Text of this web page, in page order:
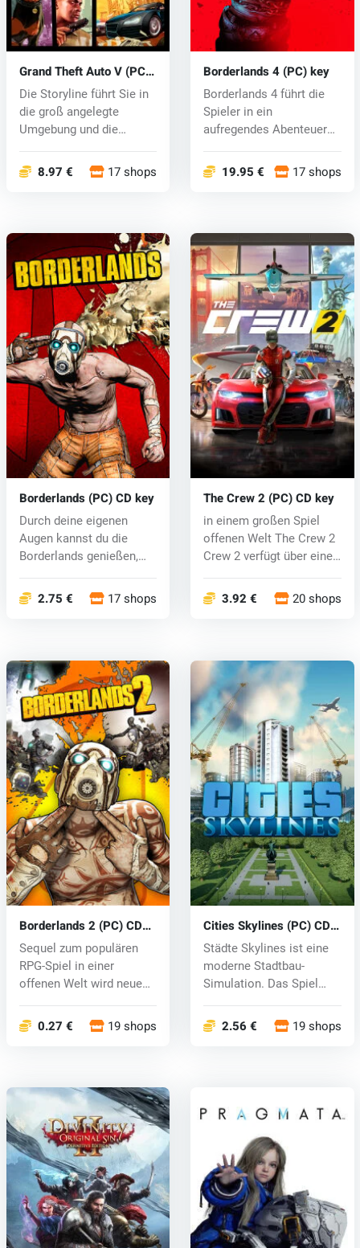
Grand Theft Auto V (PC)
CD key
Die Storyline führt Sie in
die groß angelegte
Umgebung und die
8.97 € 17 shops
Borderlands 4 (PC) key
Borderlands 4 führt die
Spieler in ein
aufregendes Abenteuer
19.95 € 17 shops
Borderlands (PC) CD key
Durch deine eigenen
Augen kannst du die
Borderlands genießen,
2.75 € 17 shops
The Crew 2 (PC) CD key
in einem großen Spiel
offenen Welt The Crew 2
Crew 2 verfügt über eine
3.92 € 20 shops
Borderlands 2 (PC) CD
key
Sequel zum populären
RPG-Spiel in einer
offenen Welt wird neue
0.27 € 19 shops
Cities Skylines (PC) CD
key
Städte Skylines ist eine
moderne Stadtbau-
Simulation. Das Spiel
2.56 € 19 shops